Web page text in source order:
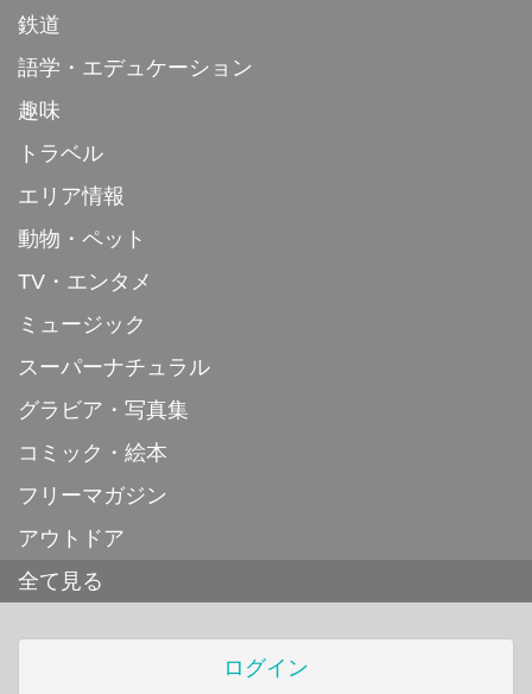
鉄道
語学・エデュケーション
趣味
トラベル
エリア情報
動物・ペット
TV・エンタメ
ミュージック
スーパーナチュラル
グラビア・写真集
コミック・絵本
フリーマガジン
アウトドア
全て見る
ログイン